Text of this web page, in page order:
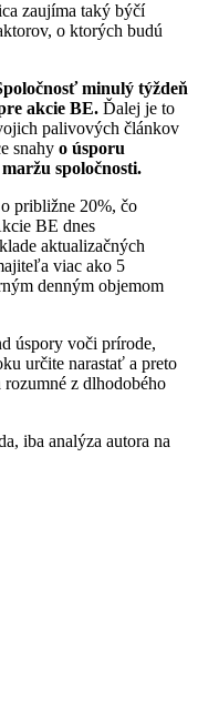
zaujíma taký býčí
o ktorých budú
minulý týždeň
akcie BE. Ďalej je to
palivových článkov
snahy o úsporu
spoločnosti.
približne 20%, čo
BE dnes
aktualizačných
viac ako 5
denným objemom
úspory voči prírode,
určite narastať a preto
z dlhodobého
iba analýza autora na